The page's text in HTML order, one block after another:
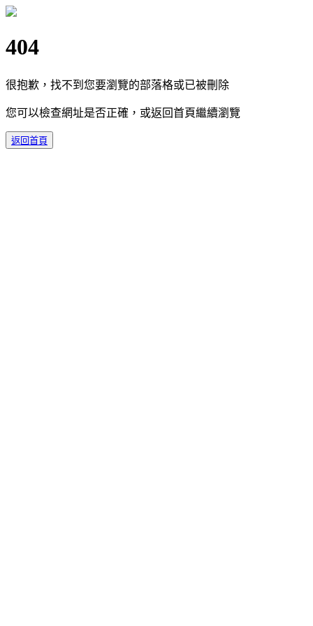
404
很抱歉，找不到您要瀏覽的部落格或已被刪除
您可以檢查網址是否正確，或返回首頁繼續瀏覽
返回首頁